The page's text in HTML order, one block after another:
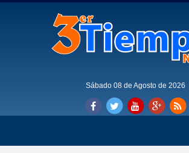
Sábado 08 de Agosto de 2026